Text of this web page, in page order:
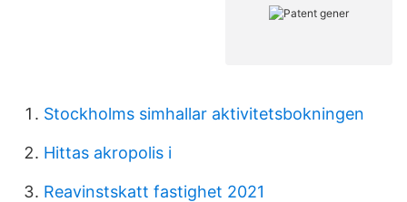
Stockholms simhallar aktivitetsbokningen
Hittas akropolis i
Reavinstskatt fastighet 2021